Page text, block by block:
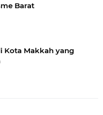
Barat
Kota Makkah yang